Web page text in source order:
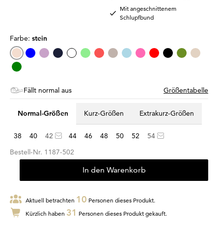
Mit angeschnittenem
Schlupfbund
Farbe: stein
Fällt normal aus Größentabelle
Normal-Größen Kurz-Größen Extrakurz-Größen
38 40 42 44 46 48 50 52
54
Bestell-Nr. 1187-502
In den Warenkorb
Aktuell betrachten 10 Personen dieses Produkt.
Kürzlich haben 31 Personen dieses Produkt gekauft.